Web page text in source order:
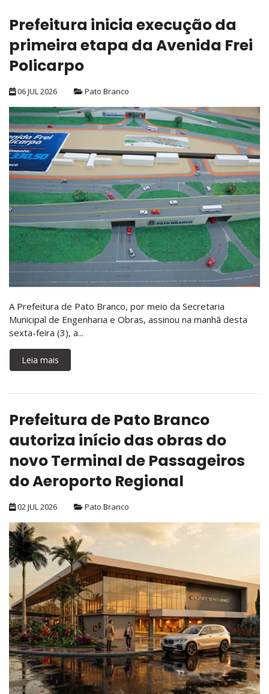
Prefeitura inicia execução da
primeira etapa da Avenida Frei
Policarpo
06 JUL 2026 Pato Branco
A Prefeitura de Pato Branco, por meio da Secretaria
Municipal de Engenharia e Obras, assinou na manhã desta
sexta-feira (3), a...
Leia mais
Prefeitura de Pato Branco
autoriza início das obras do
novo Terminal de Passageiros
do Aeroporto Regional
02 JUL 2026 Pato Branco